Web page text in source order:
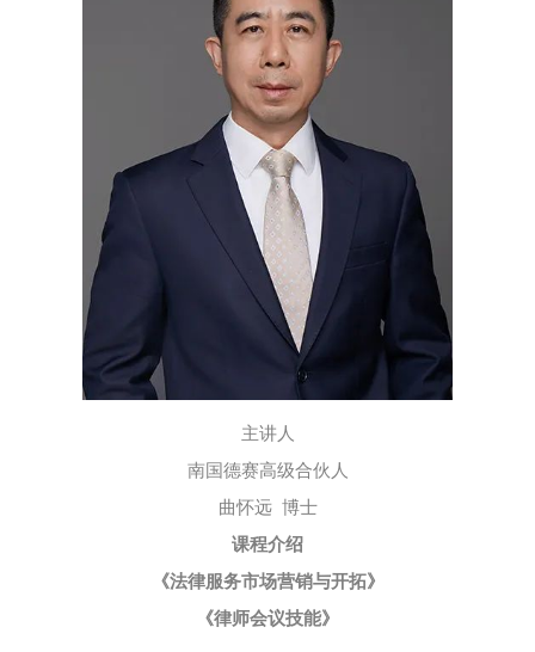
主讲人
南国德赛高级合伙人
曲怀远 博士
课程介绍
《法律服务市场营销与开拓》
《律师会议技能》